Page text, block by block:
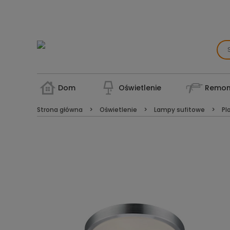
Dom Oświetlenie
Strona główna Oświetlenie Lampy sufitowe